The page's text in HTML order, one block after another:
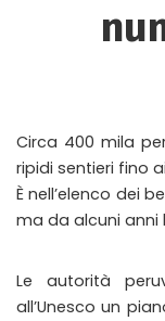
Circa 400 mila
ripidi sentieri fino
È nell’elenco dei
ma da alcuni anni
Le autorità
all’Unesco un